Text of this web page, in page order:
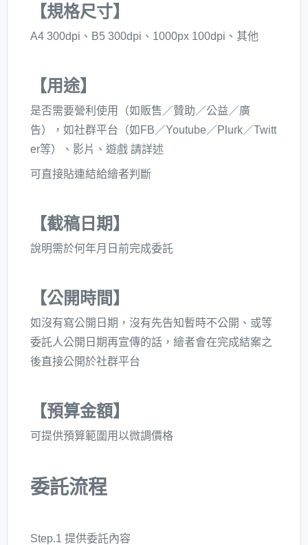
【規格尺寸】
A4 300dpi、B5 300dpi、1000px 100dpi、其他
【用途】
是否需要營利使用（如販售／贊助／公益／廣
告），如社群平台（如FB／Youtube／Plurk／Twitt
er等）、影片、遊戲 請詳述
可直接貼連結給繪者判斷
【截稿日期】
說明需於何年月日前完成委託
【公開時間】
如沒有寫公開日期，沒有先告知暫時不公開、或等
委託人公開日期再宣傳的話，繪者會在完成結案之
後直接公開於社群平台
【預算金額】
可提供預算範圍用以微調價格
委託流程
Step.1 提供委託內容